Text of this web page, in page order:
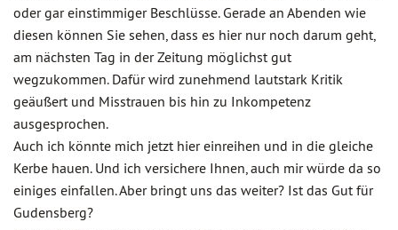
oder gar einstimmiger Beschlüsse. Gerade an Abenden wie
diesen können Sie sehen, dass es hier nur noch darum geht,
am nächsten Tag in der Zeitung möglichst gut
wegzukommen. Dafür wird zunehmend lautstark Kritik
geäußert und Misstrauen bis hin zu Inkompetenz
ausgesprochen.
Auch ich könnte mich jetzt hier einreihen und in die gleiche
Kerbe hauen. Und ich versichere Ihnen, auch mir würde da so
einiges einfallen. Aber bringt uns das weiter? Ist das Gut für
Gudensberg?